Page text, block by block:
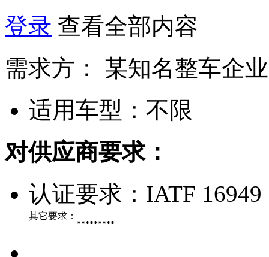
登录 查看全部内容
需求方：
某知名整车企业
适用车型： 不限
对供应商要求：
认证要求： IATF 16949
其它要求：
*********